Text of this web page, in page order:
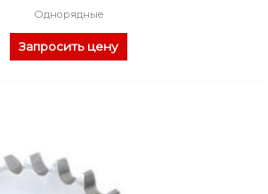
Однорядные
Запросить цену